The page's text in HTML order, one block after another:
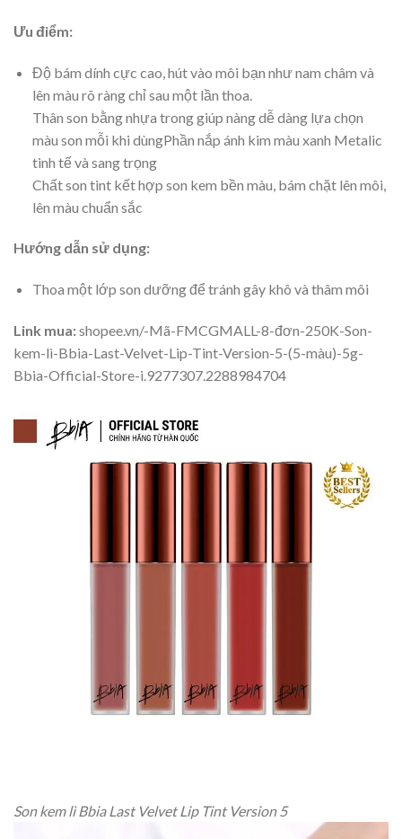
Ưu điểm:
Độ bám dính cực cao, hút vào môi bạn như nam châm và
lên màu rõ ràng chỉ sau một lần thoa.
Thân son bằng nhựa trong giúp nàng dễ dàng lựa chọn
màu son mỗi khi dùngPhần nắp ánh kim màu xanh Metalic
tinh tế và sang trọng
Chất son tint kết hợp son kem bền màu, bám chặt lên môi,
lên màu chuẩn sắc
Hướng dẫn sử dụng:
Thoa một lớp son dưỡng để tránh gây khô và thâm môi
Link mua:shopee.vn/-Mã-FMCGMALL-8-đơn-250K-Son-
kem-lì-Bbia-Last-Velvet-Lip-Tint-Version-5-(5-màu)-5g-
Bbia-Official-Store-i.9277307.2288984704
Son kem lì Bbia Last Velvet Lip Tint Version 5